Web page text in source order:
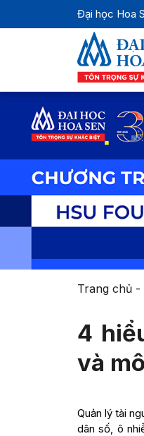
Đại học Hoa
Trang chủ-
4
và
Quản lý tài
dân số, ô